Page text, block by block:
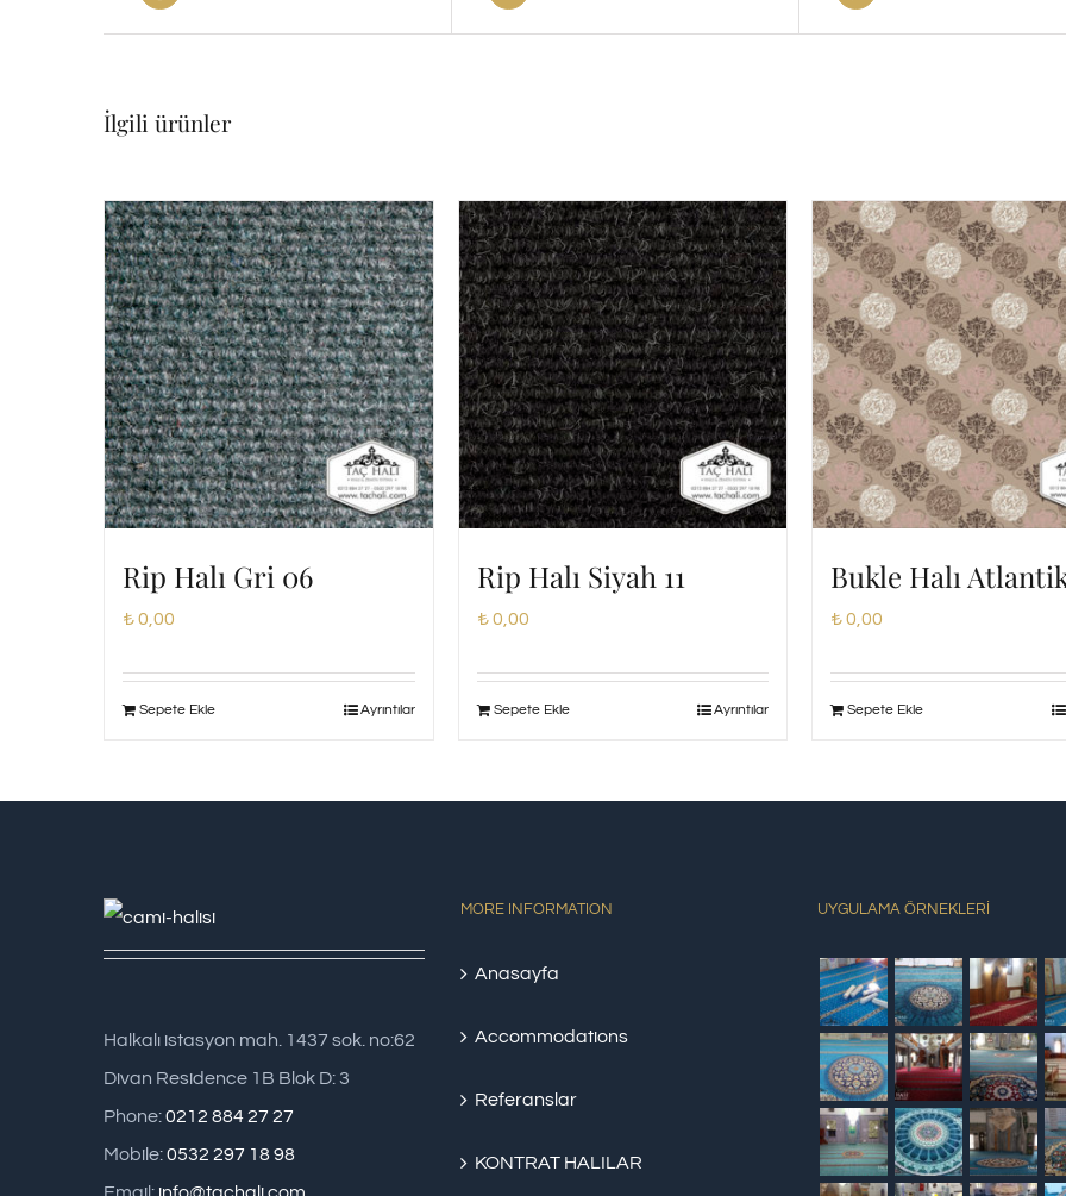
İlgili ürünler
Rip Halı Gri 06
₺0,00
Sepete Ekle Ayrıntılar
Rip Halı Siyah 11
₺0,00
Sepete Ekle Ayrıntılar
Bukle Halı
₺0,00
Sepete Ekle
Halkalı istasyon mah. 1437 sok. no:62
Divan Residence 1B Blok D: 3
Phone:0212 884 27 27
Mobile:0532 297 18 98
MORE INFORMATION
Anasayfa
Accommodations
Referanslar
KONTRAT HALILAR
UYGULAMA ÖRNEKLERİ